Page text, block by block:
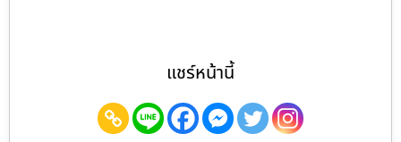
แชร์หน้านี้